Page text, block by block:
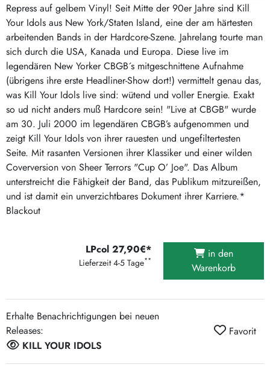
Repress auf gelbem Vinyl! Seit Mitte der 90er Jahre sind Kill
Your Idols aus New York/Staten Island, eine der am härtesten
arbeitenden Bands in der Hardcore-Szene. Jahrelang tourte man
sich durch die USA, Kanada und Europa. Diese live im
legendären New Yorker CBGB´s mitgeschnittene Aufnahme
(übrigens ihre erste Headliner-Show dort!) vermittelt genau das,
was Kill Your Idols live sind: wütend und voller Energie. Exakt
so ud nicht anders muß Hardcore sein! "Live at CBGB" wurde
am 30. Juli 2000 im legendären CBGB’s aufgenommen und
zeigt Kill Your Idols von ihrer rauesten und ungefiltertesten
Seite. Mit rasanten Versionen ihrer Klassiker und einer wilden
Coverversion von Sheer Terrors "Cup O’ Joe". Das Album
unterstreicht die Fähigkeit der Band, das Publikum mitzureißen,
und ist damit ein unverzichtbares Dokument ihrer Karriere.*
Blackout
LPcol 27,90€*
Lieferzeit 4-5 Tage**
in den
Warenkorb
Erhalte Benachrichtigungen bei neuen
Releases:
KILL YOUR IDOLS
Favorit